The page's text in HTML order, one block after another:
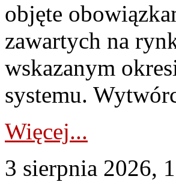
objęte
zawartych na
wskazanym
systemu.
Więcej...
3 sierpnia 2026,